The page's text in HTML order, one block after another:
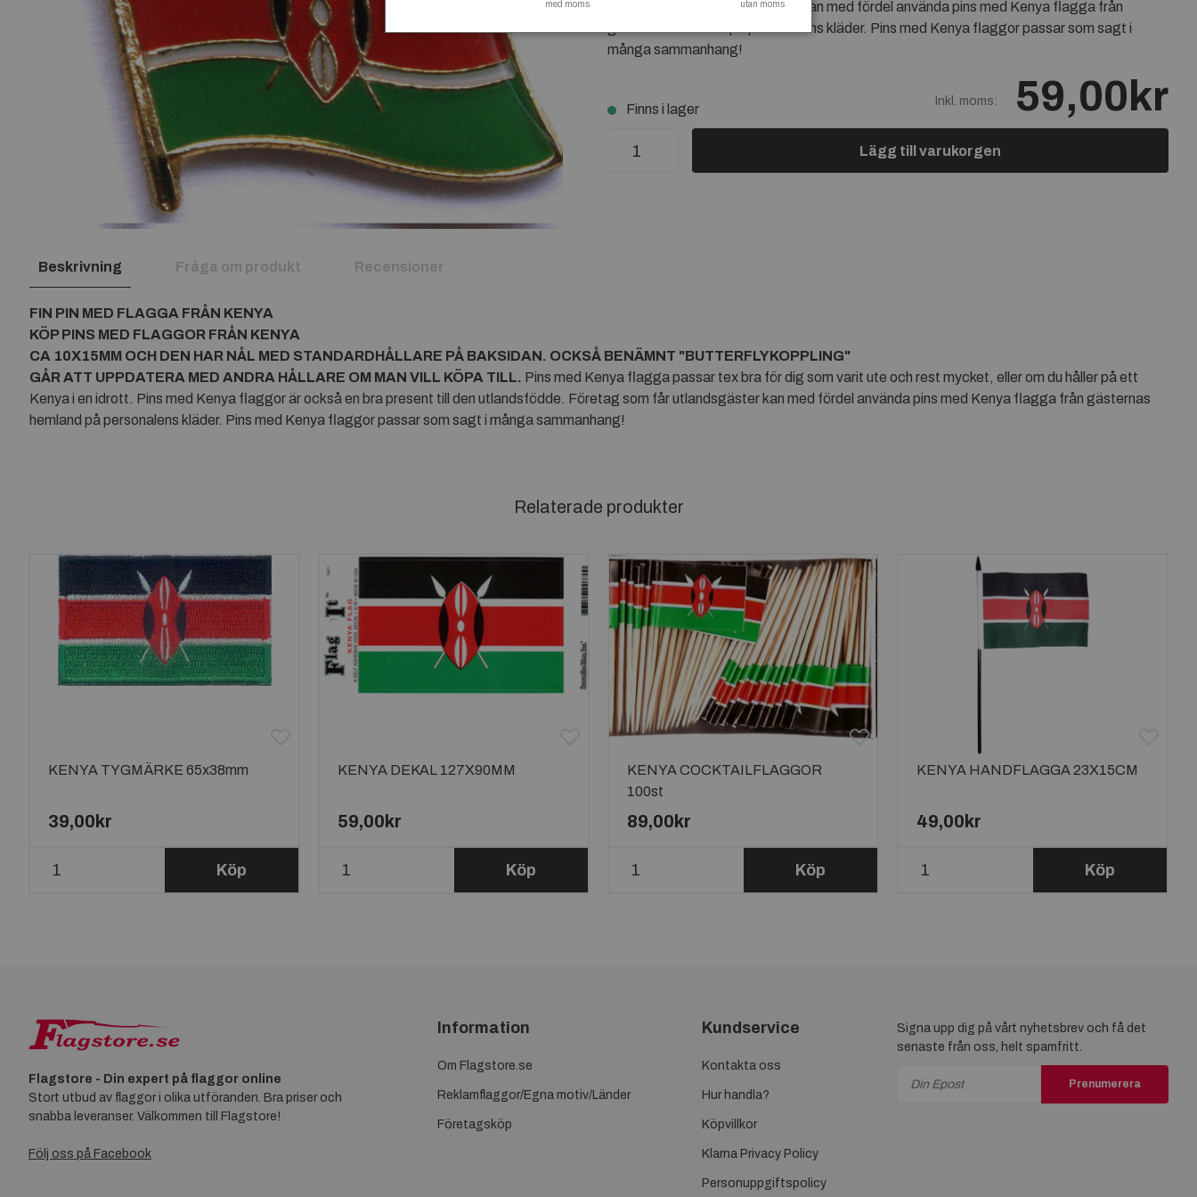
Företag som får utlandsgäster kan med fördel använda pins med Kenya flagga från
gästernas hemland på personalens kläder. Pins med Kenya flaggor passar som sagt i
många sammanhang!
Finns i lager
Inkl. moms: 59,00kr
Lägg till varukorgen
Beskrivning Fråga om produkt Recensioner
FIN PIN MED FLAGGA FRÅN KENYA
KÖP PINS MED FLAGGOR FRÅN KENYA
CA 10X15MM OCH DEN HAR NÅL MED STANDARDHÅLLARE PÅ BAKSIDAN. OCKSÅ BENÄMNT "BUTTERFLYKOPPLING"
GÅR ATT UPPDATERA MED ANDRA HÅLLARE OM MAN VILL KÖPA TILL. Pins med Kenya flagga passar tex bra för dig som varit ute och rest mycket, eller om du håller på ett
Kenya i en idrott. Pins med Kenya flaggor är också en bra present till den utlandsfödde. Företag som får utlandsgäster kan med fördel använda pins med Kenya flagga från gästernas
hemland på personalens kläder. Pins med Kenya flaggor passar som sagt i många sammanhang!
Relaterade produkter
KENYA TYGMÄRKE 65x38mm
39,00kr
Köp
KENYA DEKAL 127X90MM
59,00kr
Köp
KENYA COCKTAILFLAGGOR
100st
89,00kr
Köp
KENYA HANDFLAGGA 23X15CM
49,00kr
Köp
Flagstore - Din expert på flaggor online
Stort utbud av flaggor i olika utföranden. Bra priser och
snabba leveranser. Välkommen till Flagstore!
Följ oss på Facebook
Information
Om Flagstore.se
Reklamflaggor/Egna motiv/Länder
Företagsköp
Kundservice
Kontakta oss
Hur handla?
Köpvillkor
Klarna Privacy Policy
Personuppgiftspolicy
Signa upp dig på vårt nyhetsbrev och få det
senaste från oss, helt spamfritt.
Prenumerera
med moms utan moms